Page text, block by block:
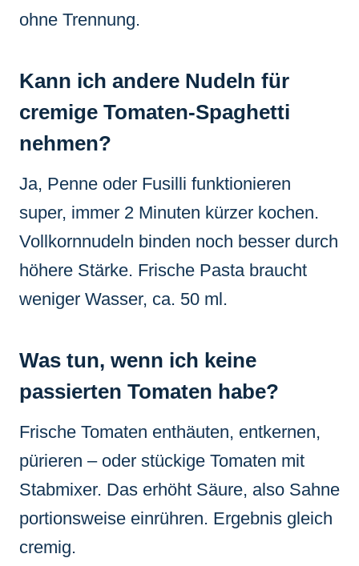
ohne Trennung.
Kann ich andere Nudeln für
cremige Tomaten-Spaghetti
nehmen?
Ja, Penne oder Fusilli funktionieren
super, immer 2 Minuten kürzer kochen.
Vollkornnudeln binden noch besser durch
höhere Stärke. Frische Pasta braucht
weniger Wasser, ca. 50 ml.
Was tun, wenn ich keine
passierten Tomaten habe?
Frische Tomaten enthäuten, entkernen,
pürieren – oder stückige Tomaten mit
Stabmixer. Das erhöht Säure, also Sahne
portionsweise einrühren. Ergebnis gleich
cremig.